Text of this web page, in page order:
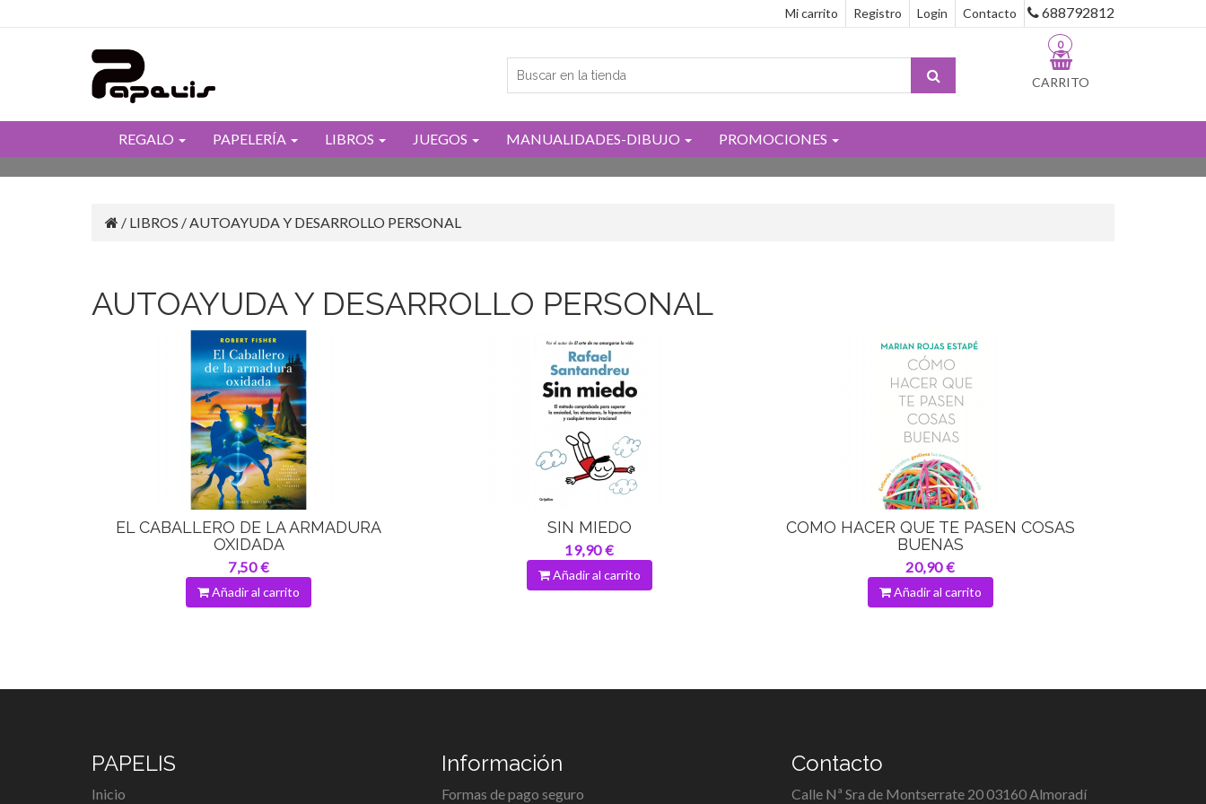
Mi carrito Registro Login Contacto 688792812
CARRITO
0
REGALO PAPELERÍA LIBROS JUEGOS MANUALIDADES-DIBUJO PROMOCIONES
/ LIBROS /AUTOAYUDA Y DESARROLLO PERSONAL
AUTOAYUDA Y DESARROLLO PERSONAL
EL CABALLERO DE LA ARMADURA
OXIDADA
7,50 €
Añadir al carrito
SIN MIEDO
19,90 €
Añadir al carrito
COMO HACER QUE TE PASEN COSAS
BUENAS
20,90 €
Añadir al carrito
PAPELIS
Inicio
Información
Formas de pago seguro
Contacto
Calle Nª Sra de Montserrate 20 03160 Almoradí